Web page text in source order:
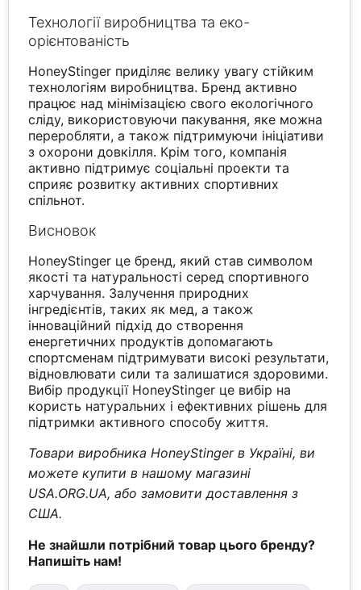
Технології виробництва та еко-
орієнтованість
HoneyStinger приділяє велику увагу стійким
технологіям виробництва. Бренд активно
працює над мінімізацією свого екологічного
сліду, використовуючи пакування, яке можна
переробляти, а також підтримуючи ініціативи
з охорони довкілля. Крім того, компанія
активно підтримує соціальні проекти та
сприяє розвитку активних спортивних
спільнот.
Висновок
HoneyStinger це бренд, який став символом
якості та натуральності серед спортивного
харчування. Залучення природних
інгредієнтів, таких як мед, а також
інноваційний підхід до створення
енергетичних продуктів допомагають
спортсменам підтримувати високі результати,
відновлювати сили та залишатися здоровими.
Вибір продукції HoneyStinger це вибір на
користь натуральних і ефективних рішень для
підтримки активного способу життя.
Товари виробника HoneyStinger в Україні, ви
можете купити в нашому магазині
USA.ORG.UA, або замовити доставлення з
США.
Не знайшли потрібний товар цього бренду?
Напишіть нам!